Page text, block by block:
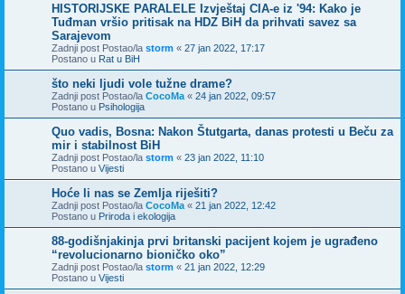
HISTORIJSKE PARALELE Izvještaj CIA-e iz '94: Kako je
Tuđman vršio pritisak na HDZ BiH da prihvati savez sa
Sarajevom
Zadnji post Postao/la storm « 27 jan 2022, 17:17
Postano u Rat u BiH
što neki ljudi vole tužne drame?
Zadnji post Postao/la CocoMa « 24 jan 2022, 09:57
Postano u Psihologija
Quo vadis, Bosna: Nakon Štutgarta, danas protesti u Beču za
mir i stabilnost BiH
Zadnji post Postao/la storm « 23 jan 2022, 11:10
Postano u Vijesti
Hoće li nas se Zemlja riješiti?
Zadnji post Postao/la CocoMa « 21 jan 2022, 12:42
Postano u Priroda i ekologija
88-godišnjakinja prvi britanski pacijent kojem je ugrađeno
“revolucionarno bioničko oko”
Zadnji post Postao/la storm « 21 jan 2022, 12:29
Postano u Vijesti